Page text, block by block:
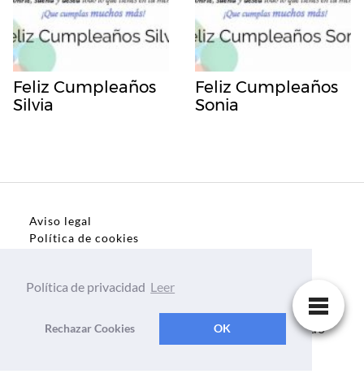
Feliz Cumpleaños
Silvia
Feliz Cumpleaños
Sonia
Aviso legal
Política de cookies
Dedicatorias, frases, textos para todo el mundo
Política de privacidad Leer
Rechazar Cookies OK